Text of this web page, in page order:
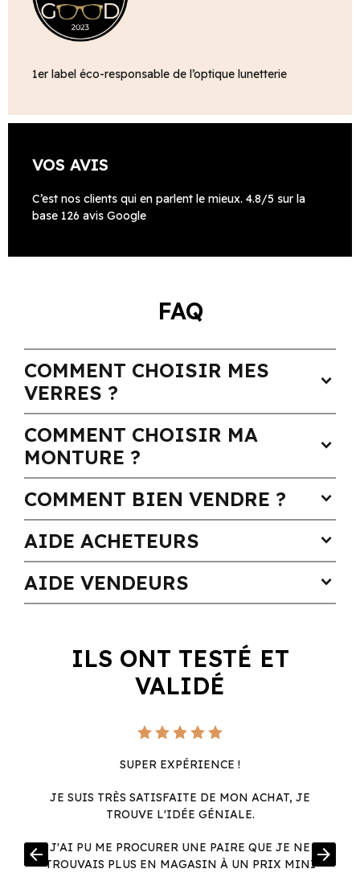
1er label éco-responsable de l’optique lunetterie
VOS AVIS
C’est nos clients qui en parlent le mieux. 4.8/5 sur la
base 126 avis Google
FAQ
COMMENT CHOISIR MES
VERRES ?
expand_more
COMMENT CHOISIR MA
MONTURE ?
expand_more
COMMENT BIEN VENDRE ? expand_more
AIDE ACHETEURS expand_more
AIDE VENDEURS expand_more
ILS ONT TESTÉ ET
VALIDÉ
SUPER EXPÉRIENCE !
JE SUIS TRÈS SATISFAITE DE MON ACHAT, JE
TROUVE L'IDÉE GÉNIALE.
J'AI PU ME PROCURER UNE PAIRE QUE JE NE
TROUVAIS PLUS EN MAGASIN À UN PRIX MINI
arrow_back arrow_forward